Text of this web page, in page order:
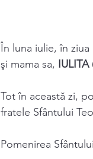
În luna iulie, în
şi mama sa, IULITA
Tot în această zi,
fratele Sfântului
Pomenirea